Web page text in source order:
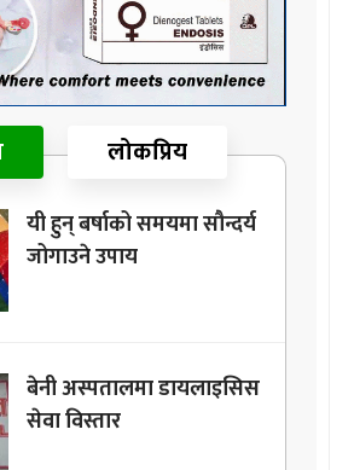
लोकप्रिय
यी हुन् बर्षाको समयमा सौन्दर्य
जोगाउने उपाय
बेनी अस्पतालमा डायलाइसिस
सेवा विस्तार